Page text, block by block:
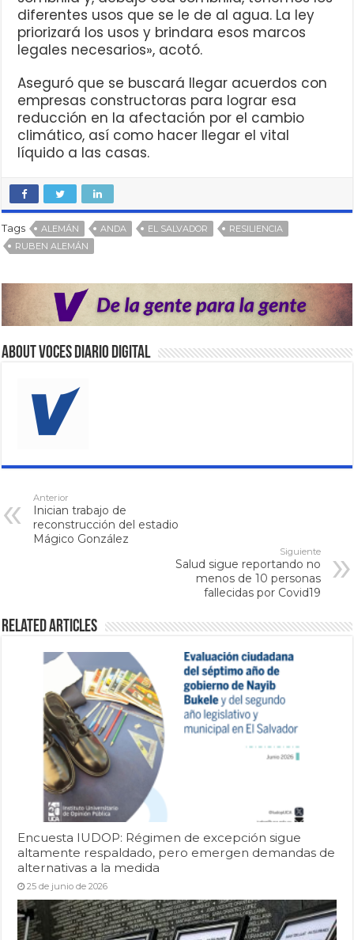
diferentes usos que se le de al agua. La ley
priorizará los usos y brindara esos marcos
legales necesarios», acotó.
Aseguró que se buscará llegar acuerdos con
empresas constructoras para lograr esa
reducción en la afectación por el cambio
climático, así como hacer llegar el vital
líquido a las casas.
Tags ALEMÁN ANDA EL SALVADOR
RESILIENCIA
RUBEN ALEMÁN
About VOCES Diario digital
Anterior
Inician trabajo de
reconstrucción del estadio
Mágico González
Siguiente
Salud sigue reportando no
menos de 10 personas
fallecidas por Covid19
Related Articles
Encuesta IUDOP: Régimen de excepción sigue
altamente respaldado, pero emergen demandas de
alternativas a la medida
25 de junio de 2026